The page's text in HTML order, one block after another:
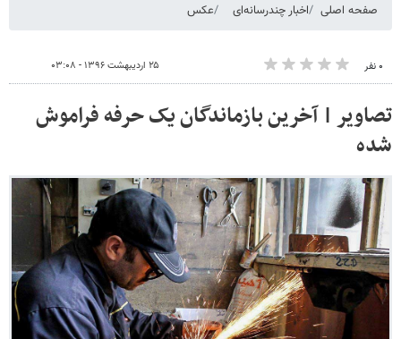
صفحه اصلی اخبار چندرسانه‌ای عکس
۰ نفر ۲۵ اردیبهشت ۱۳۹۶ - ۰۳:۰۸
تصاویر | آخرین بازماندگان یک حرفه فراموش
شده